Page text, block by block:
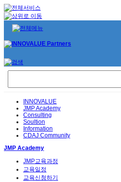
INNOVALUE
JMP Academy
Consulting
Soultion
Information
CDAJ Community
JMP Academy
JMP교육과정
교육일정
교육신청하기